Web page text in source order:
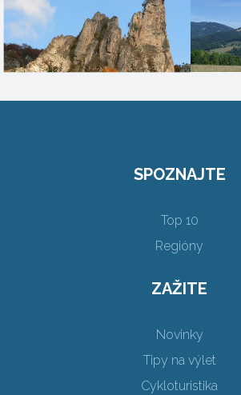
SPOZNAJTE
Top 10
Regióny
ZAŽITE
Novinky
Tipy na výlet
Cykloturistika